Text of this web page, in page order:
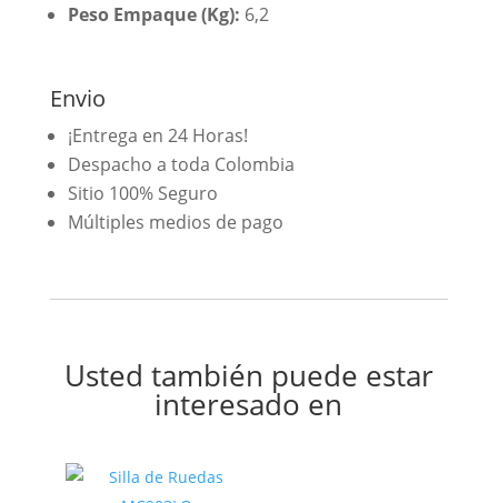
Peso Empaque (Kg): 6,2
Envio
¡Entrega en 24 Horas!
Despacho a toda Colombia
Sitio 100% Seguro
Múltiples medios de pago
Usted también puede estar
interesado en